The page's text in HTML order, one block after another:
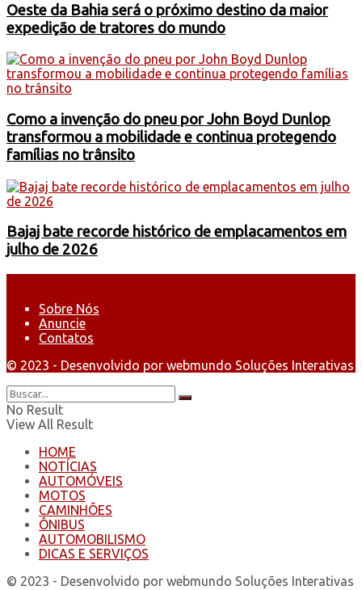
Oeste da Bahia será o próximo destino da maior
expedição de tratores do mundo
Como a invenção do pneu por John Boyd Dunlop
transformou a mobilidade e continua protegendo
famílias no trânsito
Bajaj bate recorde histórico de emplacamentos em
julho de 2026
Sobre Nós
Anuncie
Contatos
© 2023 - Desenvolvido por webmundo Soluções Interativas
No Result
View All Result
HOME
NOTÍCIAS
AUTOMÓVEIS
MOTOS
CAMINHÕES
ÔNIBUS
AUTOMOBILISMO
DICAS E SERVIÇOS
© 2023 - Desenvolvido por webmundo Soluções Interativas